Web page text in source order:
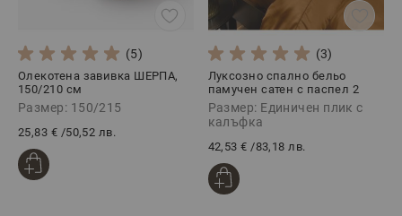
(5)
Олекотена завивка ШЕРПА,
150/210 см
Размер: 150/215
25,83 € /50,52 лв.
(3)
Луксозно спално бельо
памучен сатен с паспел 2
части, АНТИК
Размер: Единичен плик с
калъфка
42,53 € /83,18 лв.